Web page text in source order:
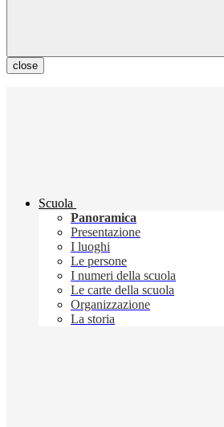
close
Scuola
Panoramica
Presentazione
I luoghi
Le persone
I numeri della scuola
Le carte della scuola
Organizzazione
La storia